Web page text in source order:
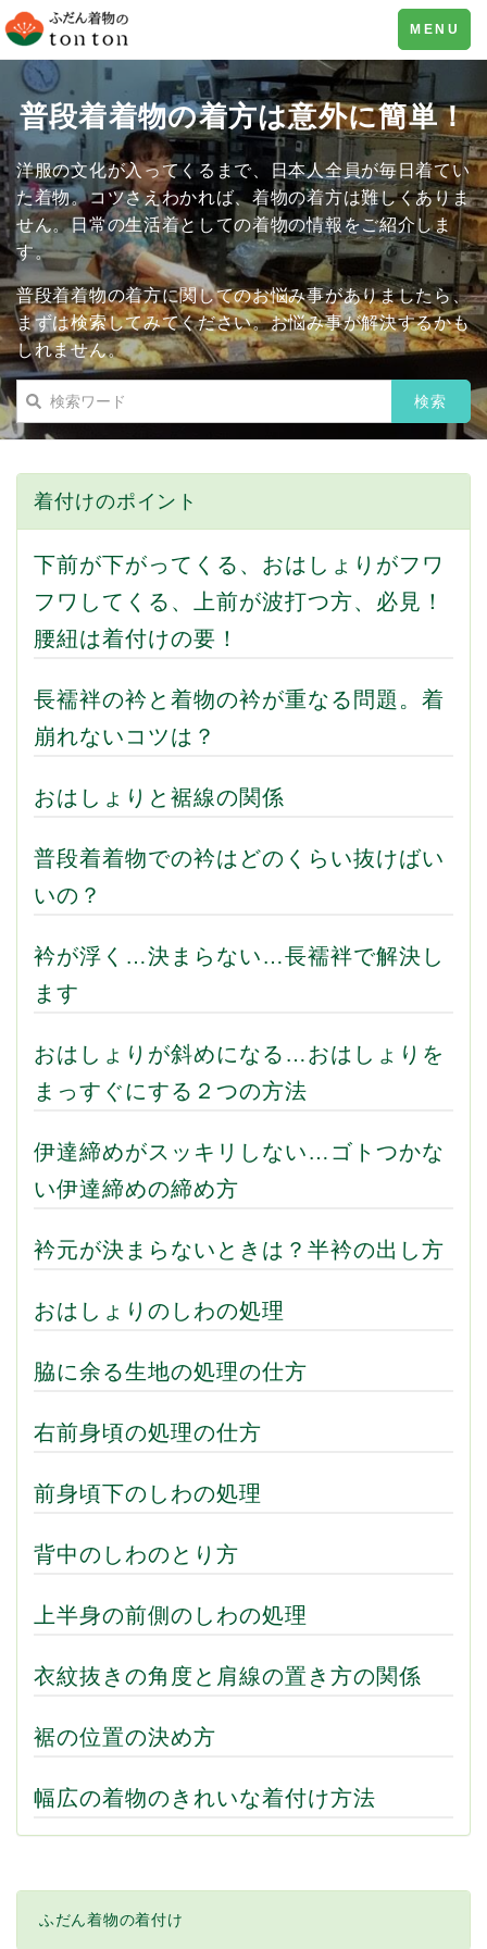
Toggle
navigation
MENU
普段着着物の着方は意外に簡単！
洋服の文化が入ってくるまで、日本人全員が毎日着てい
た着物。コツさえわかれば、着物の着方は難しくありま
せん。日常の生活着としての着物の情報をご紹介しま
す。
普段着着物の着方に関してのお悩み事がありましたら、
まずは検索してみてください。お悩み事が解決するかも
しれません。
着付けのポイント
下前が下がってくる、おはしょりがフワ
フワしてくる、上前が波打つ方、必見！
腰紐は着付けの要！
長襦袢の衿と着物の衿が重なる問題。着
崩れないコツは？
おはしょりと裾線の関係
普段着着物での衿はどのくらい抜けばい
いの？
衿が浮く…決まらない…長襦袢で解決し
ます
おはしょりが斜めになる…おはしょりを
まっすぐにする２つの方法
伊達締めがスッキリしない…ゴトつかな
い伊達締めの締め方
衿元が決まらないときは？半衿の出し方
おはしょりのしわの処理
脇に余る生地の処理の仕方
右前身頃の処理の仕方
前身頃下のしわの処理
背中のしわのとり方
上半身の前側のしわの処理
衣紋抜きの角度と肩線の置き方の関係
裾の位置の決め方
幅広の着物のきれいな着付け方法
ふだん着物の着付け